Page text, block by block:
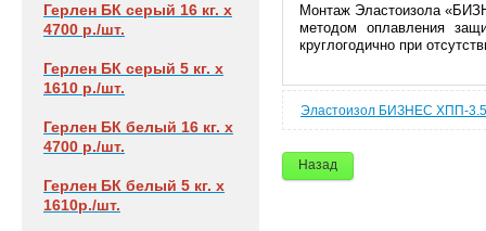
Герлен БК серый 16 кг. х
4700 р./шт.
Герлен БК серый 5 кг. х
1610 р./шт.
Герлен БК белый 16 кг. х
4700 р./шт.
Герлен БК белый 5 кг. х
1610р./шт.
Монтаж Эластоизола
методом оплавления
круглогодично при
Эластоизол БИЗНЕС ХПП-3.5
Назад